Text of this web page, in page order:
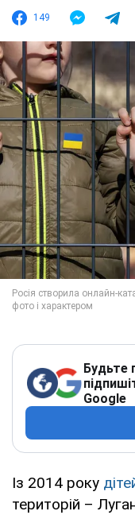
149
Будьте
Google
Із 2014 року
територій –